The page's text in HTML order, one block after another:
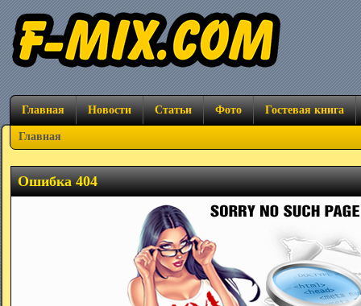
Главная Новости Статьи Фото Гостевая книга
Главная
Ошибка 404